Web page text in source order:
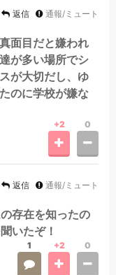
返信 通報/ミュート
面目だと嫌われ
が多い場所でシ
が大切だし、ゆ
のに学校が嫌な
+2 0
返信 通報/ミュート
存在を知ったの
いたぞ！
1 +2 0